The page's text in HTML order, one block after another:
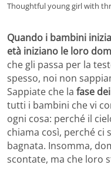
Thoughtful young girl with
Quando i bambini
età iniziano le loro
che gli passa per la
spesso, noi non
Sappiate che la fase
tutti i bambini che vi
ogni cosa: perché il
chiama così, perché ci
bagnata. Insomma,
scontate, ma che loro